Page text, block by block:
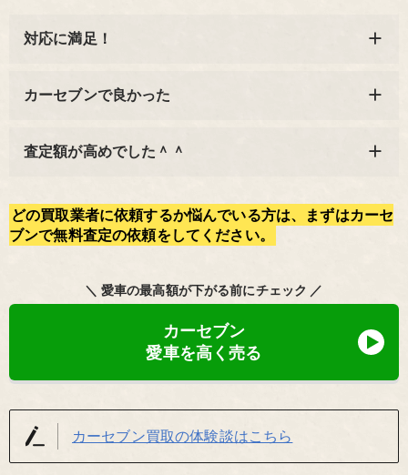
対応に満足！
カーセブンで良かった
査定額が高めでした＾＾
どの買取業者に依頼するか悩んでいる方は、まずはカーセ
ブンで無料査定の依頼をしてください。
＼ 愛車の最高額が下がる前にチェック ／
カーセブン
愛車を高く売る
カーセブン買取の体験談はこちら